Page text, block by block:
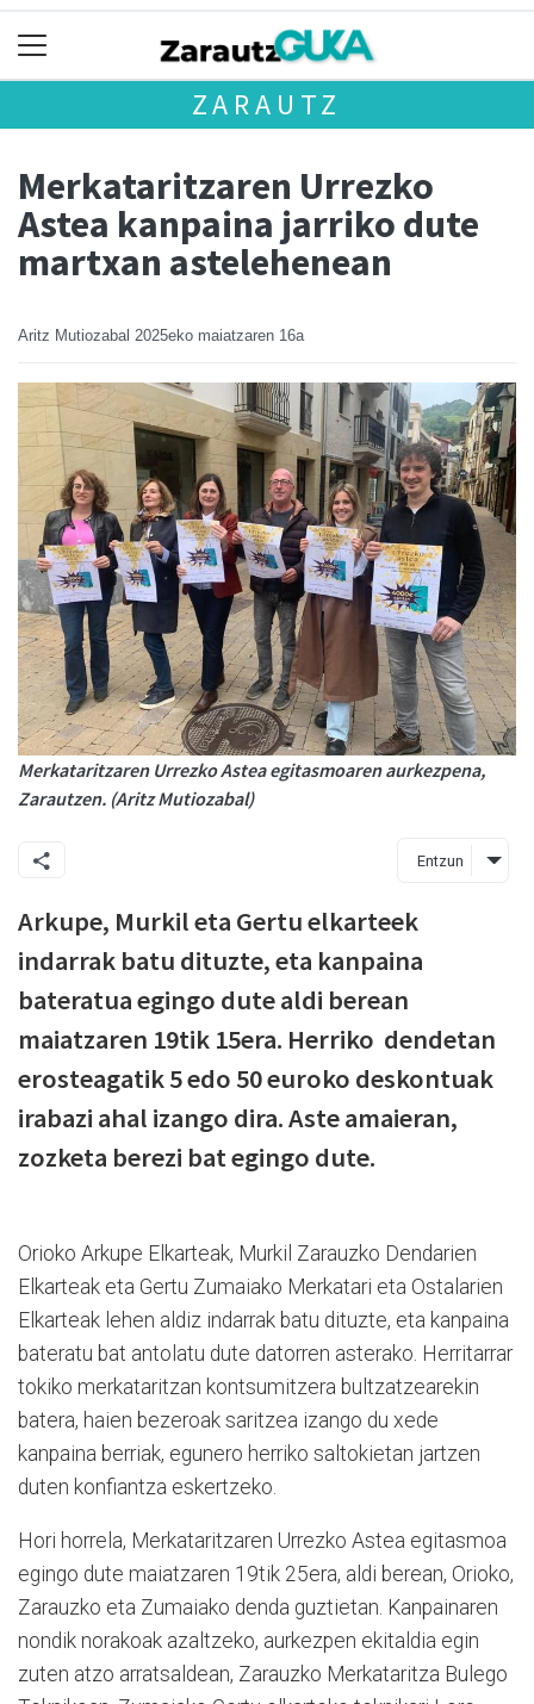
ZARAUTZ
Merkataritzaren Urrezko
Astea kanpaina jarriko dute
martxan astelehenean
Aritz Mutiozabal 2025eko maiatzaren 16a
Merkataritzaren Urrezko Astea egitasmoaren aurkezpena,
Zarautzen. (Aritz Mutiozabal)
Entzun
Arkupe, Murkil eta Gertu elkarteek
indarrak batu dituzte, eta kanpaina
bateratua egingo dute aldi berean
maiatzaren 19tik 15era. Herriko dendetan
erosteagatik 5 edo 50 euroko deskontuak
irabazi ahal izango dira. Aste amaieran,
zozketa berezi bat egingo dute.
Orioko Arkupe Elkarteak, Murkil Zarauzko Dendarien
Elkarteak eta Gertu Zumaiako Merkatari eta Ostalarien
Elkarteak lehen aldiz indarrak batu dituzte, eta kanpaina
bateratu bat antolatu dute datorren asterako. Herritarrar
tokiko merkataritzan kontsumitzera bultzatzearekin
batera, haien bezeroak saritzea izango du xede
kanpaina berriak, egunero herriko saltokietan jartzen
duten konfiantza eskertzeko.
Hori horrela, Merkataritzaren Urrezko Astea egitasmoa
egingo dute maiatzaren 19tik 25era, aldi berean, Orioko,
Zarauzko eta Zumaiako denda guztietan. Kanpainaren
nondik norakoak azaltzeko, aurkezpen ekitaldia egin
zuten atzo arratsaldean, Zarauzko Merkataritza Bulego